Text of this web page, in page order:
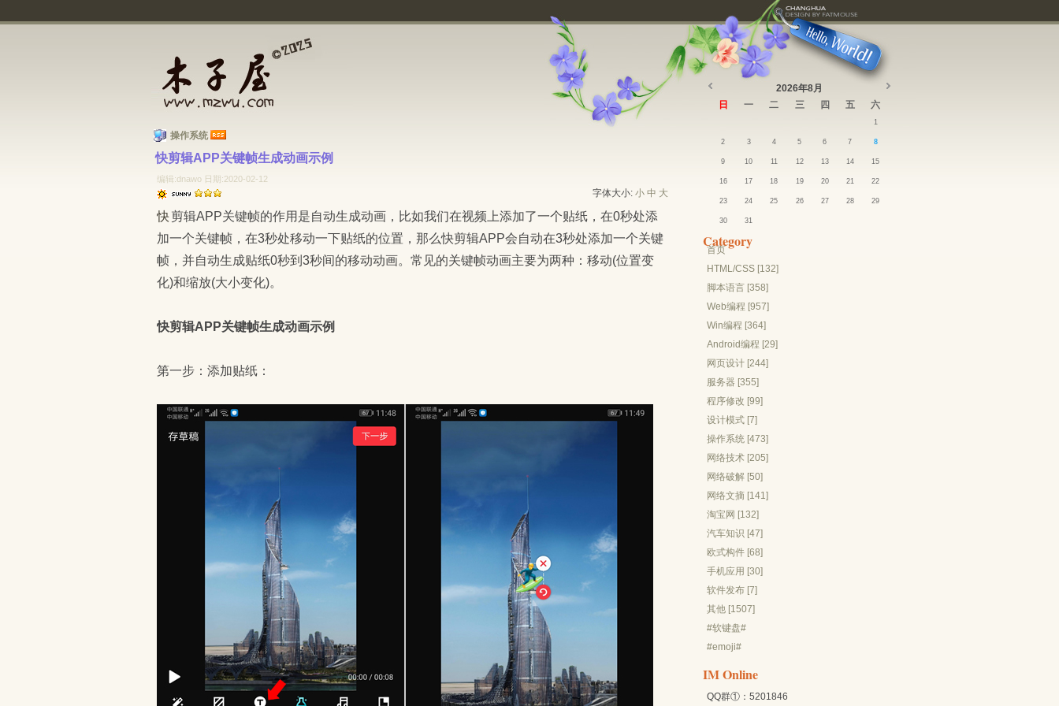
操作系统
快剪辑APP关键帧生成动画示例
编辑:dnawo 日期:2020-02-12
字体大小: 小 中 大
快剪辑APP关键帧的作用是自动生成动画，比如我们在视频上添加了一个贴纸，在0秒处添
加一个关键帧，在3秒处移动一下贴纸的位置，那么快剪辑APP会自动在3秒处添加一个关键
帧，并自动生成贴纸0秒到3秒间的移动动画。常见的关键帧动画主要为两种：移动(位置变
化)和缩放(大小变化)。
快剪辑APP关键帧生成动画示例
第一步：添加贴纸：
2026年8月
日
一 二 三 四 五 六
1
2 3 4 5 6 7 8
9 10 11 12 13 14 15
16 17 18 19 20 21 22
23 24 25 26 27 28 29
30 31
Category
首页
HTML/CSS [132]
脚本语言 [358]
Web编程 [957]
Win编程 [364]
Android编程 [29]
网页设计 [244]
服务器 [355]
程序修改 [99]
设计模式 [7]
操作系统 [473]
网络技术 [205]
网络破解 [50]
网络文摘 [141]
淘宝网 [132]
汽车知识 [47]
欧式构件 [68]
手机应用 [30]
软件发布 [7]
其他 [1507]
#软键盘#
#emoji#
IM Online
QQ群①：5201846